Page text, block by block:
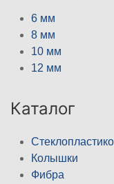
6 мм
8 мм
10 мм
12 мм
Каталог
Колышки
Фибра